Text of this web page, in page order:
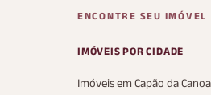
ENCONTRE SEU IMÓVEL
IMÓVEIS POR CIDADE
Imóveis em Capão da Canoa